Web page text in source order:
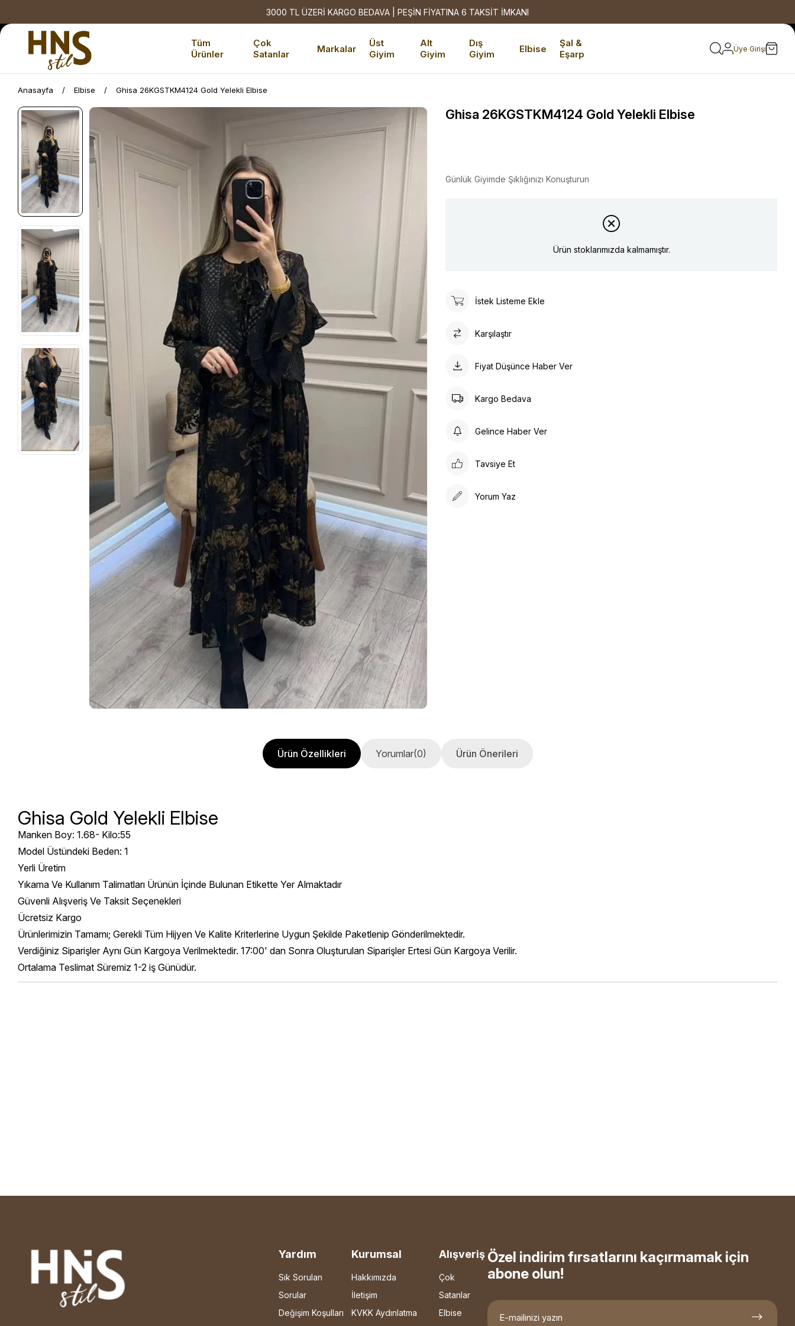
3000 TL ÜZERİ KARGO BEDAVA | PEŞİN FİYATINA 6 TAKSİT İMKANI
Tüm
Ürünler
Çok
Satanlar
Markalar
Üst
Giyim
Alt
Giyim
Dış
Giyim
Elbise
Şal &
Eşarp
Üye Girişi
Anasayfa Elbise Ghisa 26KGSTKM4124 Gold Yelekli Elbise
Ghisa 26KGSTKM4124 Gold Yelekli Elbise
Günlük Giyimde Şıklığınızı Konuşturun
Ürün stoklarımızda kalmamıştır.
İstek Listeme Ekle
Karşılaştır
Fiyat Düşünce Haber Ver
Kargo Bedava
Gelince Haber Ver
Tavsiye Et
Yorum Yaz
Ürün Özellikleri Yorumlar(0) Ürün Önerileri
Ghisa Gold Yelekli Elbise
Manken Boy: 1.68- Kilo:55
Model Üstündeki Beden: 1
Yerli Üretim
Yıkama Ve Kullanım Talimatları Ürünün İçinde Bulunan Etikette Yer Almaktadır
Güvenli Alışveriş Ve Taksit Seçenekleri
Ücretsiz Kargo
Ürünlerimizin Tamamı; Gerekli Tüm Hijyen Ve Kalite Kriterlerine Uygun Şekilde Paketlenip Gönderilmektedir.
Verdiğiniz Siparişler Aynı Gün Kargoya Verilmektedir. 17:00' dan Sonra Oluşturulan Siparişler Ertesi Gün Kargoya Verilir.
Ortalama Teslimat Süremiz 1-2 iş Günüdür.
Yardım
Sık Sorulan
Sorular
Değişim Koşulları
Kurumsal
Hakkımızda
İletişim
KVKK Aydınlatma
Alışveriş
Çok
Satanlar
Elbise
Özel indirim fırsatlarını kaçırmamak için
abone olun!